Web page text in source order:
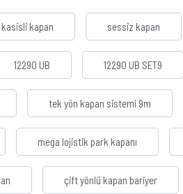
kasisli kapan sessiz kapan
12290 UB 12290 UB SET9
tek yön kapan sistemi 9m
mega lojistik park kapanı
çift yönlü kapan bariyer